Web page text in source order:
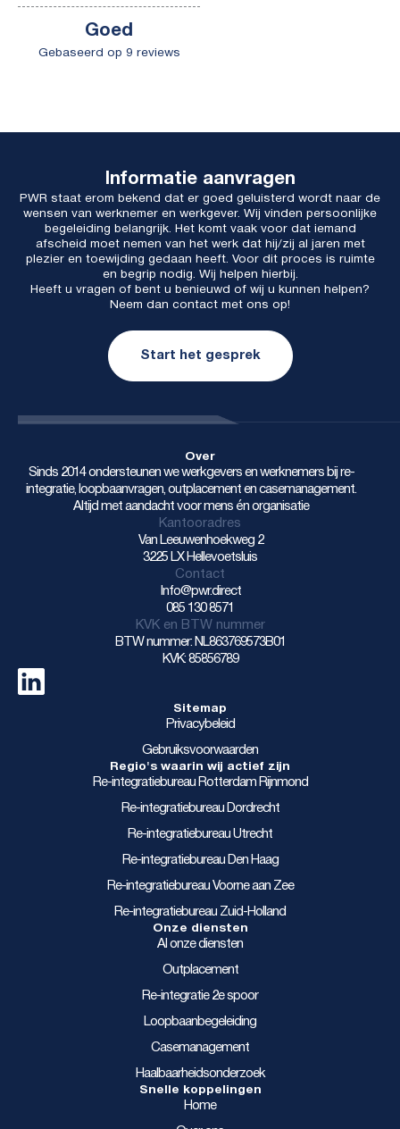
Goed
Gebaseerd op 9 reviews
Informatie aanvragen
PWR staat erom bekend dat er goed geluisterd wordt naar de
wensen van werknemer en werkgever. Wij vinden persoonlijke
begeleiding belangrijk. Het komt vaak voor dat iemand
afscheid moet nemen van het werk dat hij/zij al jaren met
plezier en toewijding gedaan heeft. Voor dit proces is ruimte
en begrip nodig. Wij helpen hierbij.
Heeft u vragen of bent u benieuwd of wij u kunnen helpen?
Neem dan contact met ons op!
Start het gesprek
Over
Sinds 2014 ondersteunen we werkgevers en werknemers bij re-
integratie, loopbaanvragen, outplacement en casemanagement.
Altijd met aandacht voor mens én organisatie
Kantooradres
Van Leeuwenhoekweg 2
3225 LX Hellevoetsluis
Contact
Info@pwr.direct
085 130 8571
KVK en BTW nummer
BTW nummer: NL863769573B01
KVK: 85856789
Sitemap
Privacybeleid
Gebruiksvoorwaarden
Regio's waarin wij actief zijn
Re-integratiebureau Rotterdam Rijnmond
Re-integratiebureau Dordrecht
Re-integratiebureau Utrecht
Re-integratiebureau Den Haag
Re-integratiebureau Voorne aan Zee
Re-integratiebureau Zuid-Holland
Onze diensten
Al onze diensten
Outplacement
Re-integratie 2e spoor
Loopbaanbegeleiding
Casemanagement
Haalbaarheidsonderzoek
Snelle koppelingen
Home